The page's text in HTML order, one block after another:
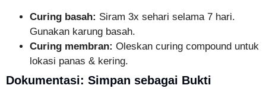
Curing basah: Siram 3x sehari selama 7 hari.
Gunakan karung basah.
Curing membran: Oleskan curing compound untuk
lokasi panas & kering.
Dokumentasi: Simpan sebagai Bukti